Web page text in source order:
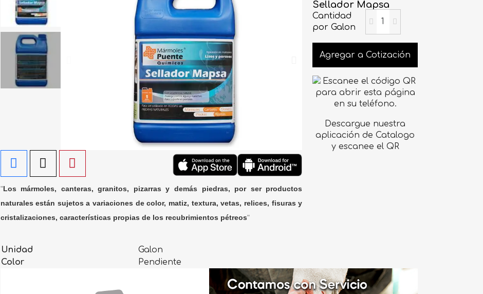
"Los mármoles, canteras, granitos, pizarras y demás piedras, por ser productos
naturales están sujetos a variaciones de color, matiz, textura, vetas, relices, fisuras y
cristalizaciones, características propias de los recubrimientos pétreos"
Sellador Mapsa
Cantidad
por Galon
Agregar a Cotización
Descargue nuestra
aplicación de Catalogo
y escanee el QR
Unidad
Galon
Color
Pendiente